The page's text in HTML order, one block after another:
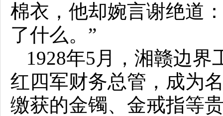
棉衣，他却婉言谢绝道
了什么。”
1928年5月，湘赣边
红四军财务总管，成为
缴获的金镯、金戒指等